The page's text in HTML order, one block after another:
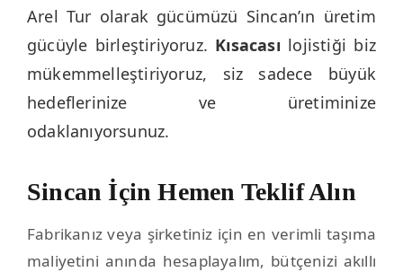
Arel Tur olarak gücümüzü Sincan’ın üretim
gücüyle birleştiriyoruz. Kısacası lojistiği biz
mükemmelleştiriyoruz, siz sadece büyük
hedeflerinize ve üretiminize
odaklanıyorsunuz.
Sincan İçin Hemen Teklif Alın
Fabrikanız veya şirketiniz için en verimli taşıma
maliyetini anında hesaplayalım, bütçenizi akıllı